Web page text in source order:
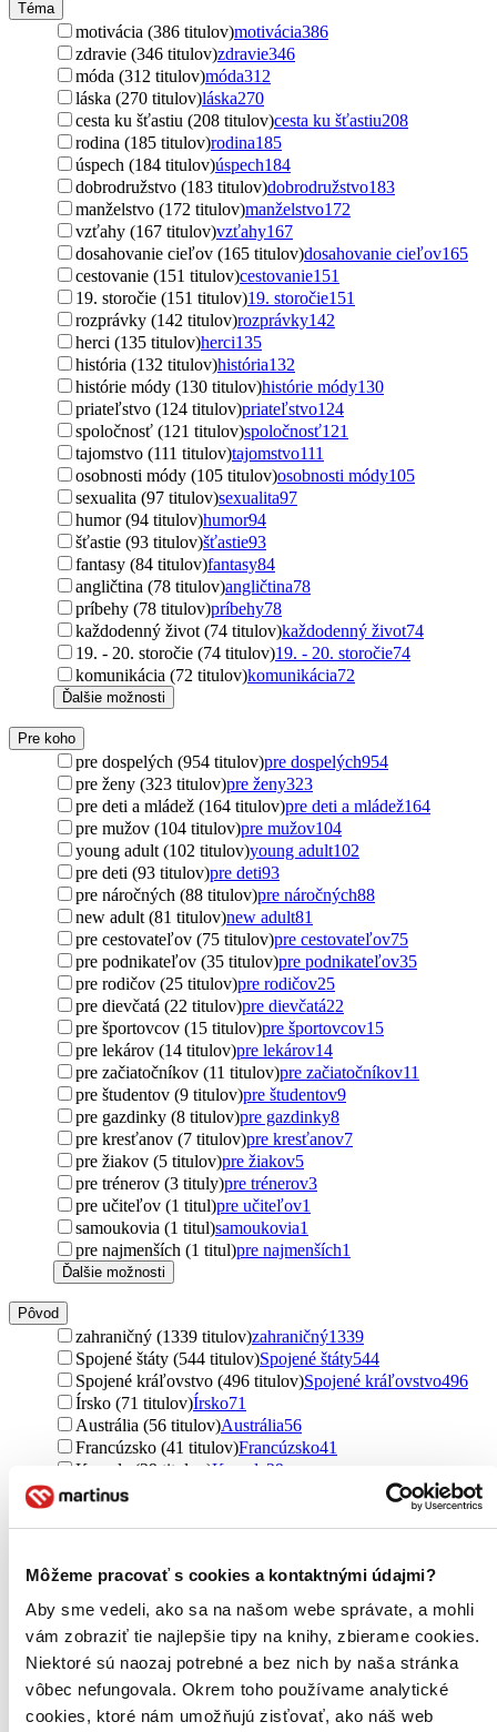
Môžeme pracovať s cookies a kontaktnými údajmi?
Aby sme vedeli, ako sa na našom webe správate, a mohli
vám zobraziť tie najlepšie tipy na knihy, zbierame cookies.
Niektoré sú naozaj potrebné a bez nich by naša stránka
vôbec nefungovala. Okrem toho používame analytické
cookies, ktoré nám umožňujú zisťovať, ako náš web
Téma
motivácia (386 titulov)motivácia386
zdravie (346 titulov)zdravie346
móda (312 titulov)móda312
láska (270 titulov)láska270
cesta ku šťastiu (208 titulov)cesta ku šťastiu208
rodina (185 titulov)rodina185
úspech (184 titulov)úspech184
dobrodružstvo (183 titulov)dobrodružstvo183
manželstvo (172 titulov)manželstvo172
vzťahy (167 titulov)vzťahy167
dosahovanie cieľov (165 titulov)dosahovanie cieľov165
cestovanie (151 titulov)cestovanie151
19. storočie (151 titulov)19. storočie151
rozprávky (142 titulov)rozprávky142
herci (135 titulov)herci135
história (132 titulov)história132
histórie módy (130 titulov)histórie módy130
priateľstvo (124 titulov)priateľstvo124
spoločnosť (121 titulov)spoločnosť121
tajomstvo (111 titulov)tajomstvo111
osobnosti módy (105 titulov)osobnosti módy105
sexualita (97 titulov)sexualita97
humor (94 titulov)humor94
šťastie (93 titulov)šťastie93
fantasy (84 titulov)fantasy84
angličtina (78 titulov)angličtina78
príbehy (78 titulov)príbehy78
každodenný život (74 titulov)každodenný život74
19. - 20. storočie (74 titulov)19. - 20. storočie74
komunikácia (72 titulov)komunikácia72
Ďalšie možnosti
Pre koho
pre dospelých (954 titulov)pre dospelých954
pre ženy (323 titulov)pre ženy323
pre deti a mládež (164 titulov)pre deti a mládež164
pre mužov (104 titulov)pre mužov104
young adult (102 titulov)young adult102
pre deti (93 titulov)pre deti93
pre náročných (88 titulov)pre náročných88
new adult (81 titulov)new adult81
pre cestovateľov (75 titulov)pre cestovateľov75
pre podnikateľov (35 titulov)pre podnikateľov35
pre rodičov (25 titulov)pre rodičov25
pre dievčatá (22 titulov)pre dievčatá22
pre športovcov (15 titulov)pre športovcov15
pre lekárov (14 titulov)pre lekárov14
pre začiatočníkov (11 titulov)pre začiatočníkov11
pre študentov (9 titulov)pre študentov9
pre gazdinky (8 titulov)pre gazdinky8
pre kresťanov (7 titulov)pre kresťanov7
pre žiakov (5 titulov)pre žiakov5
pre trénerov (3 tituly)pre trénerov3
pre učiteľov (1 titul)pre učiteľov1
samoukovia (1 titul)samoukovia1
pre najmenších (1 titul)pre najmenších1
Ďalšie možnosti
Pôvod
zahraničný (1339 titulov)zahraničný1339
Spojené štáty (544 titulov)Spojené štáty544
Spojené kráľovstvo (496 titulov)Spojené kráľovstvo496
Írsko (71 titulov)Írsko71
Austrália (56 titulov)Austrália56
Francúzsko (41 titulov)Francúzsko41
Kanada (29 titulov)Kanada 29
Japonsko (29 titulov)
Rakúsko (13 titulov)Rakúsko13
Slovensko (12 titulov) Slovensko12
Nórsko (11 titulov)
Brazília (10 titulov)Brazília10
Holandsko (8 titulov)Holandsko8
Peru (7 titulov) Peru7
Irán (6 titulov) Irán6